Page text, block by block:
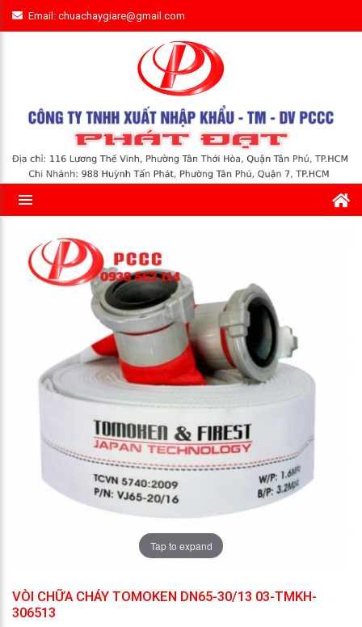
Email: chuachaygiare@gmail.com
Tap to expand
VÒI CHỮA CHÁY TOMOKEN DN65-30/13 03-TMKH-
306513